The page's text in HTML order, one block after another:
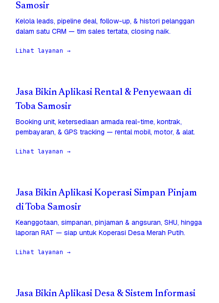
Samosir
Kelola leads, pipeline deal, follow-up, & histori pelanggan
dalam satu CRM — tim sales tertata, closing naik.
Lihat layanan →
Jasa Bikin Aplikasi Rental & Penyewaan di
Toba Samosir
Booking unit, ketersediaan armada real-time, kontrak,
pembayaran, & GPS tracking — rental mobil, motor, & alat.
Lihat layanan →
Jasa Bikin Aplikasi Koperasi Simpan Pinjam
di Toba Samosir
Keanggotaan, simpanan, pinjaman & angsuran, SHU, hingga
laporan RAT — siap untuk Koperasi Desa Merah Putih.
Lihat layanan →
Jasa Bikin Aplikasi Desa & Sistem Informasi